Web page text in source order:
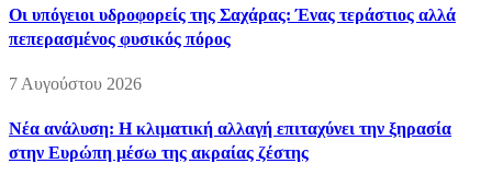
Οι υπόγειοι υδροφορείς της Σαχάρας: Ένας τεράστιος αλλά
πεπερασμένος φυσικός πόρος
7 Αυγούστου 2026
Νέα ανάλυση: Η κλιματική αλλαγή επιταχύνει την ξηρασία
στην Ευρώπη μέσω της ακραίας ζέστης